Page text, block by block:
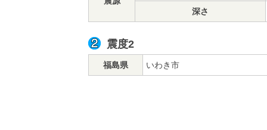
深さ
震度2
福島県 いわき市